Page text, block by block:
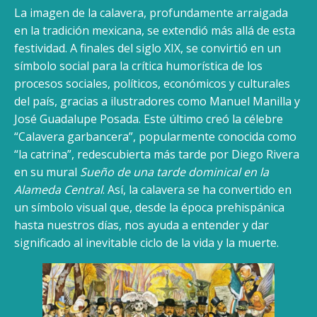
La imagen de la calavera, profundamente arraigada
en la tradición mexicana, se extendió más allá de esta
festividad. A finales del siglo XIX, se convirtió en un
símbolo social para la crítica humorística de los
procesos sociales, políticos, económicos y culturales
del país, gracias a ilustradores como Manuel Manilla y
José Guadalupe Posada. Este último creó la célebre
“Calavera garbancera”, popularmente conocida como
“la catrina”, redescubierta más tarde por Diego Rivera
en su mural Sueño de una tarde dominical en la
Alameda Central. Así, la calavera se ha convertido en
un símbolo visual que, desde la época prehispánica
hasta nuestros días, nos ayuda a entender y dar
significado al inevitable ciclo de la vida y la muerte.